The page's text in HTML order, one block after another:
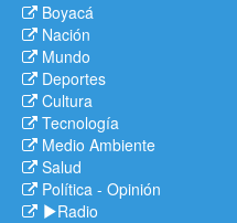
Boyacá
Nación
Mundo
Deportes
Cultura
Tecnología
Medio Ambiente
Salud
Política - Opinión
Radio